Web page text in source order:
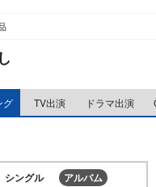
グ TV出演 ドラマ出演
シングル アルバム